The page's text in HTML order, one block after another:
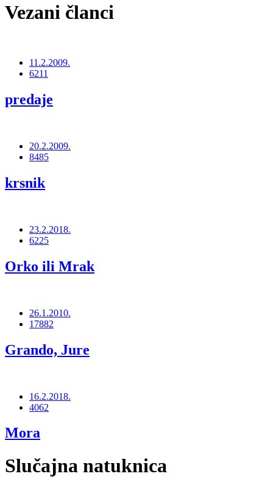
Vezani članci
11.2.2009.
6211
predaje
20.2.2009.
8485
krsnik
23.2.2018.
6225
Orko ili Mrak
26.1.2010.
17882
Grando, Jure
16.2.2018.
4062
Mora
Slučajna natuknica